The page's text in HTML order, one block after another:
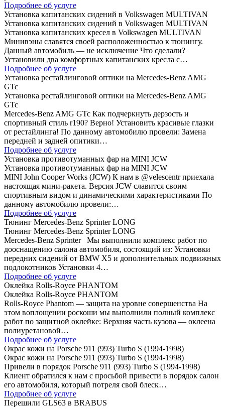
Подробнее об услуге
Установка капитанских сидений в Volkswagen MULTIVAN
Установка капитанских сидений в Volkswagen MULTIVAN
Установка капитанских кресел в Volkswagen MULTIVAN
Минивэны славятся своей расположенностью к тюнингу.
Данный автомобиль — не исключение Что сделали?
Установили два комфортных капитанских кресла с…
Подробнее об услуге
Установка рестайлинговой оптики на Mercedes-Benz AMG
GTc
Установка рестайлинговой оптики на Mercedes-Benz AMG
GTc
Mercedes-Benz AMG GTc Как подчеркнуть дерзость и
спортивный стиль r190? Верно! Установить красивые глазки
от рестайлинга! По данному автомобилю провели: Замена
передней и задней опитики…
Подробнее об услуге
Установка противотуманных фар на MINI JCW
Установка противотуманных фар на MINI JCW
MINI John Cooper Works (JCW) К нам в @velescentr приехала
настоящая мини-ракета. Версия JCW славится своим
спортивным видом и динамическими характеристиками По
данному автомобилю провели:…
Подробнее об услуге
Тюнинг Mercedes-Benz Sprinter LONG
Тюнинг Mercedes-Benz Sprinter LONG
Mercedes-Benz Sprinter Мы выполнили комплекс работ по
дооснащению салона автомобиля, состоящий из: Установки
передних сидений от BMW Х5 и дополнительных подвижных
подлокотников Установки 4…
Подробнее об услуге
Оклейка Rolls-Royce PHANTOM
Оклейка Rolls-Royce PHANTOM
Rolls-Royce Phantom — защита на уровне совершенства На
этом воплощении роскоши мы выполнили полный комплекс
работ по защитной оклейке: Верхняя часть кузова — оклеена
полиуретановой…
Подробнее об услуге
Окрас кожи на Porsche 911 (993) Turbo S (1994-1998)
Окрас кожи на Porsche 911 (993) Turbo S (1994-1998)
Привели в порядок Porsche 911 (993) Turbo S (1994-1998)
Клиент обратился к нам с просьбой привести в порядок салон
его автомобиля, который потреля свой блеск…
Подробнее об услуге
Перешили GLS63 в BRABUS